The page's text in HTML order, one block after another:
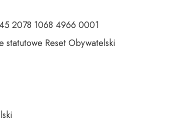
2078 1068 4966 0001
statutowe Reset Obywatelski